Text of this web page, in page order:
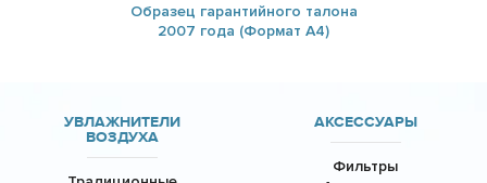
Образец гарантийного талона
2007 года (Формат А4)
УВЛАЖНИТЕЛИ
ВОЗДУХА
АКСЕССУАРЫ
Фильтры